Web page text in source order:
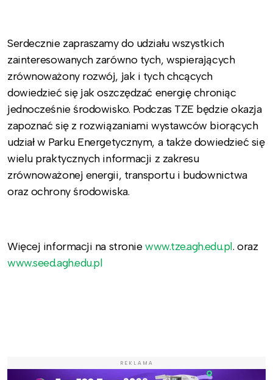
Serdecznie zapraszamy do udziału wszystkich
zainteresowanych zarówno tych, wspierających
zrównoważony rozwój, jak i tych chcących
dowiedzieć się jak oszczędzać energię chroniąc
jednocześnie środowisko. Podczas TZE będzie okazja
zapoznać się z rozwiązaniami wystawców biorących
udział w Parku Energetycznym, a także dowiedzieć się
wielu praktycznych informacji z zakresu
zrównoważonej energii, transportu i budownictwa
oraz ochrony środowiska.
Więcej informacji na stroniewww.tze.agh.edu.pl. oraz
www.seed.agh.edu.pl
REKLAMA